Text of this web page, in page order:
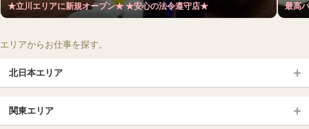
★立川エリアに新規オープン★ ★安心の法令遵守店★ 最高
エリアからお仕事を探す。
北日本エリア
北海道（札幌・旭川・函館）
青森
関東エリア